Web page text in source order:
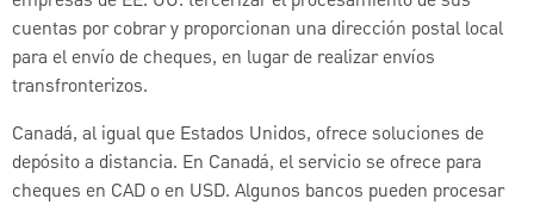
cuentas por cobrar y proporcionan una dirección postal local
para el envío de cheques, en lugar de realizar envíos
transfronterizos.
Canadá, al igual que Estados Unidos, ofrece soluciones de
depósito a distancia. En Canadá, el servicio se ofrece para
cheques en CAD o en USD. Algunos bancos pueden procesar